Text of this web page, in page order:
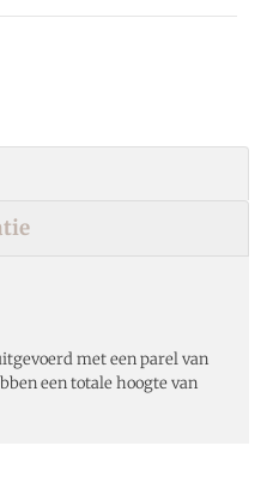
met een parel van
een totale hoogte van